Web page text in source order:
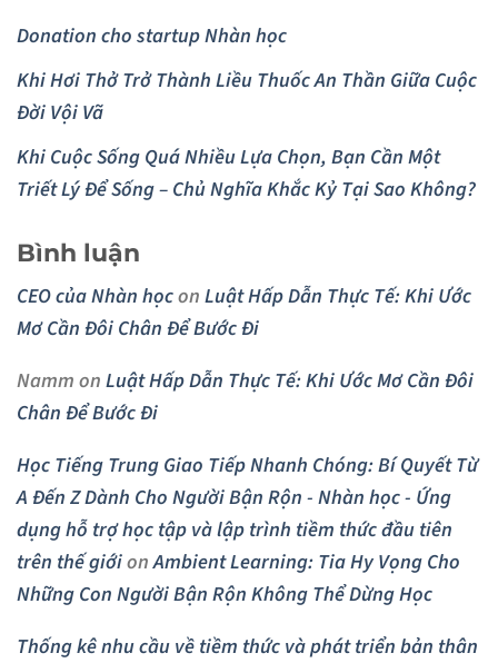
Donation cho startup Nhàn học
Khi Hơi Thở Trở Thành Liều Thuốc An Thần Giữa Cuộc
Đời Vội Vã
Khi Cuộc Sống Quá Nhiều Lựa Chọn, Bạn Cần Một
Triết Lý Để Sống – Chủ Nghĩa Khắc Kỷ Tại Sao Không?
Bình luận
CEO của Nhàn họconLuật Hấp Dẫn Thực Tế: Khi Ước
Mơ Cần Đôi Chân Để Bước Đi
NammonLuật Hấp Dẫn Thực Tế: Khi Ước Mơ Cần Đôi
Chân Để Bước Đi
Học Tiếng Trung Giao Tiếp Nhanh Chóng: Bí Quyết Từ
A Đến Z Dành Cho Người Bận Rộn - Nhàn học - Ứng
dụng hỗ trợ học tập và lập trình tiềm thức đầu tiên
trên thế giớionAmbient Learning: Tia Hy Vọng Cho
Những Con Người Bận Rộn Không Thể Dừng Học
Thống kê nhu cầu về tiềm thức và phát triển bản thân